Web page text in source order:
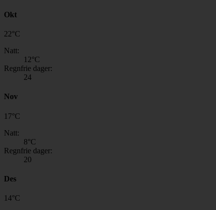
Okt
22°C
Natt:
12°C
Regnfrie dager:
24
Nov
17°C
Natt:
8°C
Regnfrie dager:
20
Des
14°C